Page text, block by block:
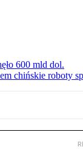
600 mld dol.
chińskie roboty